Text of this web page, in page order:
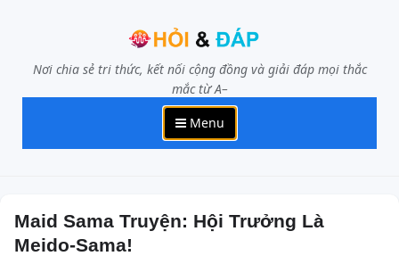
Nơi chia sẻ tri thức, kết nối cộng đồng và giải đáp mọi thắc
mắc từ A–
Menu
Maid Sama Truyện: Hội Trưởng Là
Meido-Sama!